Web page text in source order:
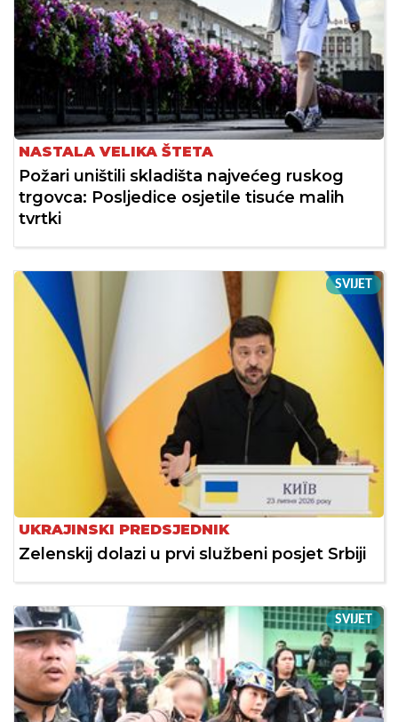
NASTALA VELIKA ŠTETA
Požari uništili skladišta najvećeg ruskog
trgovca: Posljedice osjetile tisuće malih
tvrtki
SVIJET
UKRAJINSKI PREDSJEDNIK
Zelenskij dolazi u prvi službeni posjet Srbiji
SVIJET